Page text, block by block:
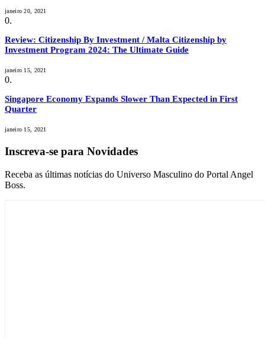
janeiro 20, 2021
Review: Citizenship By Investment / Malta Citizenship by
Investment Program 2024: The Ultimate Guide
janeiro 15, 2021
Singapore Economy Expands Slower Than Expected in First
Quarter
janeiro 15, 2021
Inscreva-se para Novidades
Receba as últimas notícias do Universo Masculino do Portal Angel
Boss.